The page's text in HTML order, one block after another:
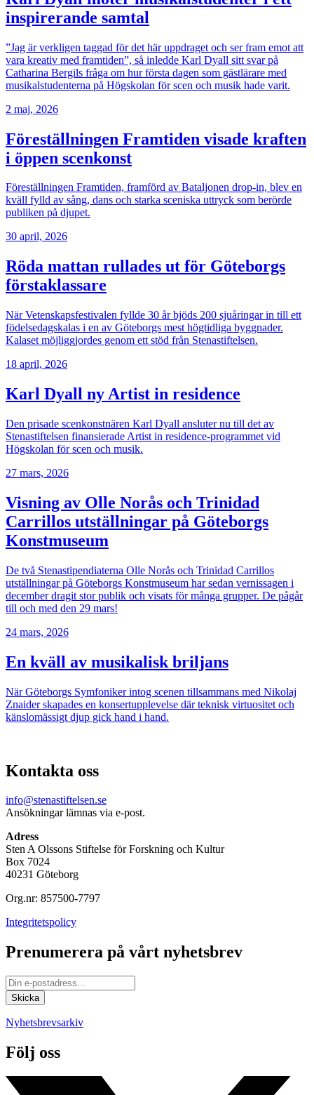
inspirerande samtal
”Jag är verkligen taggad för det här uppdraget och ser fram emot att
vara kreativ med framtiden”, så inledde Karl Dyall sitt svar på
Catharina Bergils fråga om hur första dagen som gästlärare med
musikalstudenterna på Högskolan för scen och musik hade varit.
2 maj, 2026
Föreställningen Framtiden visade kraften
i öppen scenkonst
Föreställningen Framtiden, framförd av Bataljonen drop-in, blev en
kväll fylld av sång, dans och starka sceniska uttryck som berörde
publiken på djupet.
30 april, 2026
Röda mattan rullades ut för Göteborgs
förstaklassare
När Vetenskapsfestivalen fyllde 30 år bjöds 200 sjuåringar in till ett
födelsedagskalas i en av Göteborgs mest högtidliga byggnader.
Kalaset möjliggjordes genom ett stöd från Stenastiftelsen.
18 april, 2026
Karl Dyall ny Artist in residence
Den prisade scenkonstnären Karl Dyall ansluter nu till det av
Stenastiftelsen finansierade Artist in residence-programmet vid
Högskolan för scen och musik.
27 mars, 2026
Visning av Olle Norås och Trinidad
Carrillos utställningar på Göteborgs
Konstmuseum
De två Stenastipendiaterna Olle Norås och Trinidad Carrillos
utställningar på Göteborgs Konstmuseum har sedan vernissagen i
december dragit stor publik och visats för många grupper. De pågår
till och med den 29 mars!
24 mars, 2026
En kväll av musikalisk briljans
När Göteborgs Symfoniker intog scenen tillsammans med Nikolaj
Znaider skapades en konsertupplevelse där teknisk virtuositet och
känslomässigt djup gick hand i hand.
Kontakta oss
info@stenastiftelsen.se
Ansökningar lämnas via e-post.
Adress
Sten A Olssons Stiftelse för Forskning och Kultur
Box 7024
40231 Göteborg
Org.nr: 857500-7797
Integritetspolicy
Prenumerera på vårt nyhetsbrev
Nyhetsbrevsarkiv
Följ oss